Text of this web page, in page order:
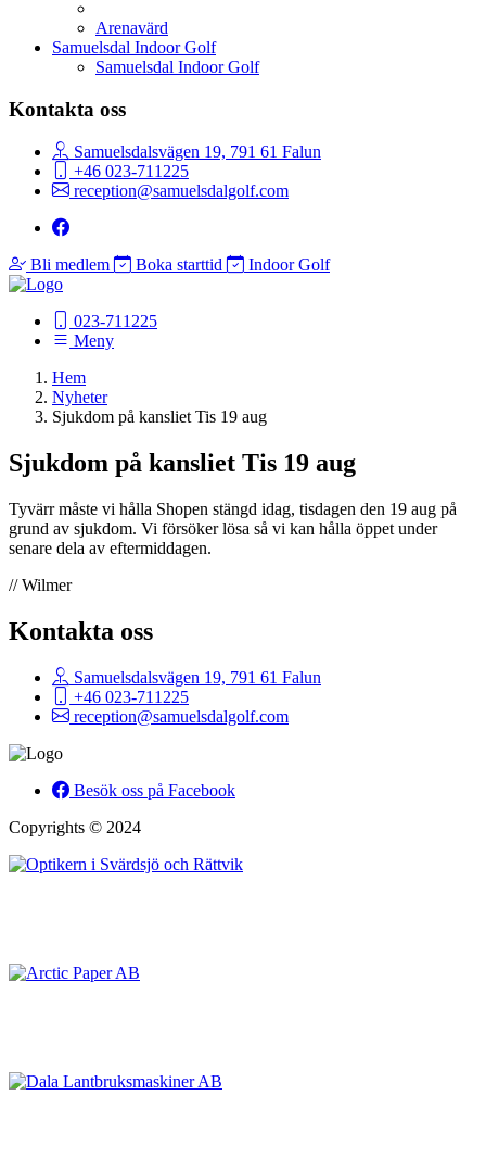
Arenavärd
Samuelsdal Indoor Golf
Samuelsdal Indoor Golf
Kontakta oss
Samuelsdalsvägen 19, 791 61 Falun
+46 023-711225
reception@samuelsdalgolf.com
Bli medlem Boka starttid Indoor Golf
023-711225
Meny
Hem
Nyheter
Sjukdom på kansliet Tis 19 aug
Sjukdom på kansliet Tis 19 aug
Tyvärr måste vi hålla Shopen stängd idag, tisdagen den 19 aug på
grund av sjukdom. Vi försöker lösa så vi kan hålla öppet under
senare dela av eftermiddagen.
// Wilmer
Kontakta oss
Samuelsdalsvägen 19, 791 61 Falun
+46 023-711225
reception@samuelsdalgolf.com
Besök oss på Facebook
Copyrights © 2024